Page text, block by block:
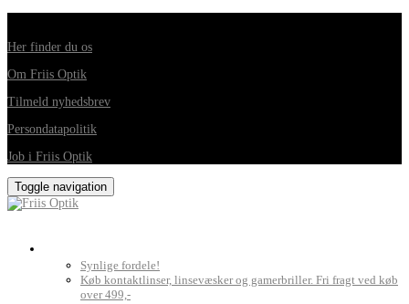
Her finder du os
Om Friis Optik
Tilmeld nyhedsbrev
Persondatapolitik
Job i Friis Optik
Toggle navigation
Synlige fordele!
Køb kontaktlinser, linsevæsker og gamerbriller. Fri fragt ved køb
over 499,-